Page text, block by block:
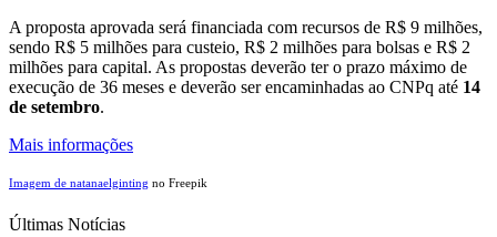
A proposta aprovada será financiada com recursos de R$ 9 milhões,
sendo R$ 5 milhões para custeio, R$ 2 milhões para bolsas e R$ 2
milhões para capital. As propostas deverão ter o prazo máximo de
execução de 36 meses e deverão ser encaminhadas ao CNPq até 14
de setembro.
Mais informações
Imagem de natanaelginting no Freepik
Últimas Notícias